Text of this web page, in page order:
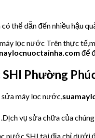
thể dẫn đến nhiều hậu
lọc nước Trên thực
để
Phường
máy lọc nước,
.Dịch vụ sửa chữa của
nước SHI tại địa chỉ dưới